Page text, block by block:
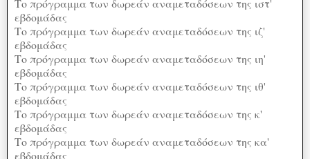
Το πρόγραμμα των δωρεάν αναμεταδόσεων της ιστ'
εβδομάδας
Το πρόγραμμα των δωρεάν αναμεταδόσεων της ιζ'
εβδομάδας
Το πρόγραμμα των δωρεάν αναμεταδόσεων της ιη'
εβδομάδας
Το πρόγραμμα των δωρεάν αναμεταδόσεων της ιθ'
εβδομάδας
Το πρόγραμμα των δωρεάν αναμεταδόσεων της κ'
εβδομάδας
Το πρόγραμμα των δωρεάν αναμεταδόσεων της κα'
εβδομάδας